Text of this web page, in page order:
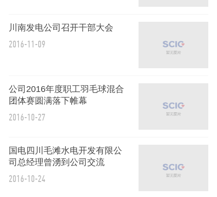
川南发电公司召开干部大会
2016-11-09
公司2016年度职工羽毛球混合
团体赛圆满落下帷幕
2016-10-27
国电四川毛滩水电开发有限公
司总经理曾湧到公司交流
2016-10-24